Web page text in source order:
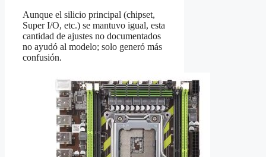
Aunque el silicio principal (chipset,
Super I/O, etc.) se mantuvo igual, esta
cantidad de ajustes no documentados
no ayudó al modelo; solo generó más
confusión.